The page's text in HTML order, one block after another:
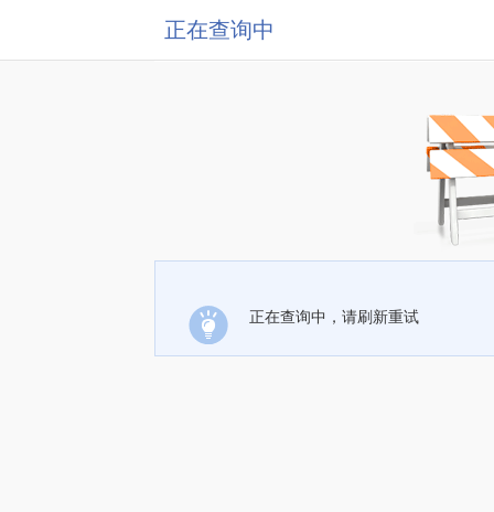
正在查询中
正在查询中，请刷新重试